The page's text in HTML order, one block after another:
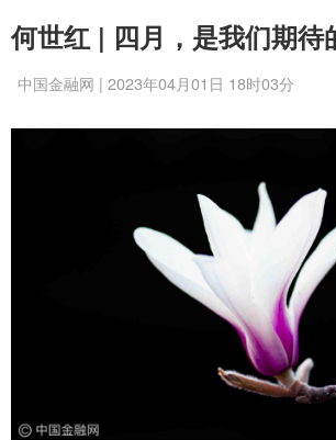
何世红 | 四月，是我们期待
中国金融网 | 2023年04月01日 18时03分